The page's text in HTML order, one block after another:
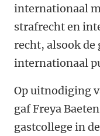
internationaal
strafrecht en
recht, alsook de
internationaal
Op uitnodiging
gaf Freya
gastcollege in